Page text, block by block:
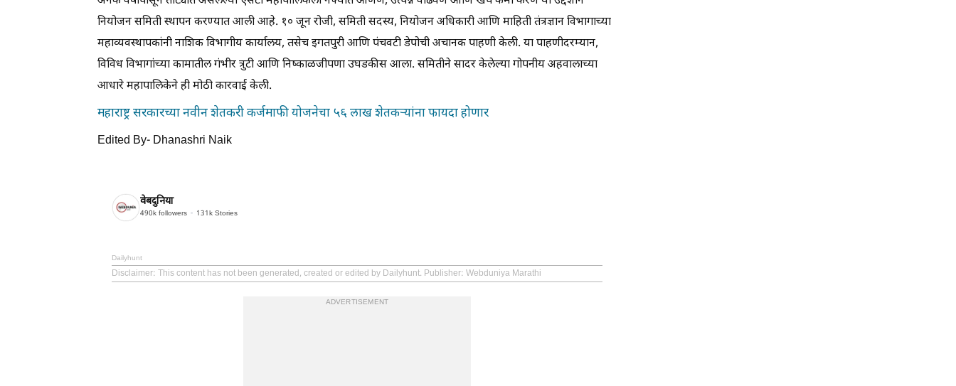
नियोजन समिती स्थापन करण्यात आली आहे. १० जून रोजी, समिती सदस्य, नियोजन अधिकारी आणि माहिती तंत्रज्ञान विभागाच्या
महाव्यवस्थापकांनी नाशिक विभागीय कार्यालय, तसेच इगतपुरी आणि पंचवटी डेपोची अचानक पाहणी केली. या पाहणीदरम्यान,
विविध विभागांच्या कामातील गंभीर त्रुटी आणि निष्काळजीपणा उघडकीस आला. समितीने सादर केलेल्या गोपनीय अहवालाच्या
आधारे महापालिकेने ही मोठी कारवाई केली.
महाराष्ट्र सरकारच्या नवीन शेतकरी कर्जमाफी योजनेचा ५६ लाख शेतकऱ्यांना फायदा होणार
Edited By- Dhanashri Naik
वेबदुनिया
490k followers 131k Stories
Dailyhunt
Disclaimer: This content has not been generated, created or edited by Dailyhunt. Publisher: Webduniya Marathi
ADVERTISEMENT